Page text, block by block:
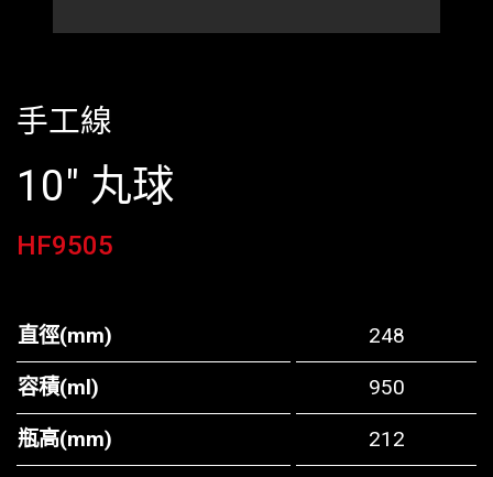
手工線
10" 丸球
HF9505
直徑(mm) 248
容積(ml) 950
瓶高(mm) 212